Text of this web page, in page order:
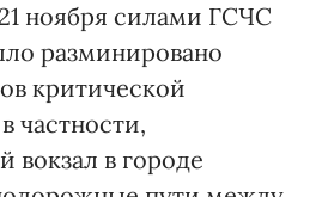
ноября силами ГСЧС
разминировано
критической
частности,
в городе